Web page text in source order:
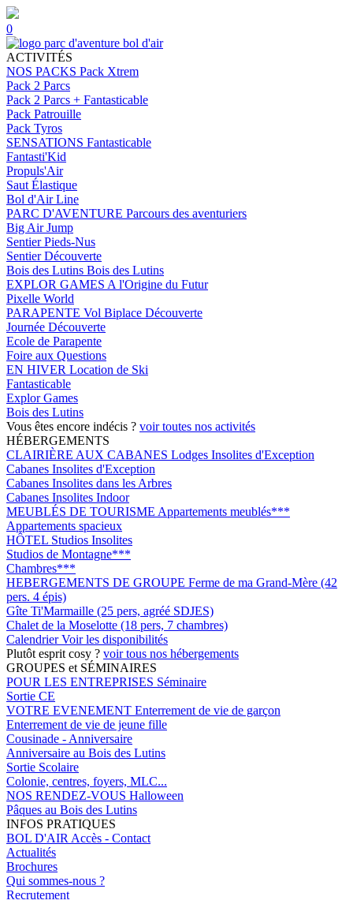
0
ACTIVITÉS
NOS PACKS Pack Xtrem
Pack 2 Parcs
Pack 2 Parcs + Fantasticable
Pack Patrouille
Pack Tyros
SENSATIONS Fantasticable
Fantasti'Kid
Propuls'Air
Saut Élastique
Bol d'Air Line
PARC D'AVENTURE Parcours des aventuriers
Big Air Jump
Sentier Pieds-Nus
Sentier Découverte
Bois des Lutins Bois des Lutins
EXPLOR GAMES A l'Origine du Futur
Pixelle World
PARAPENTE Vol Biplace Découverte
Journée Découverte
Ecole de Parapente
Foire aux Questions
EN HIVER Location de Ski
Fantasticable
Explor Games
Bois des Lutins
Vous êtes encore indécis ? voir toutes nos activités
HÉBERGEMENTS
CLAIRIÈRE AUX CABANES Lodges Insolites d'Exception
Cabanes Insolites d'Exception
Cabanes Insolites dans les Arbres
Cabanes Insolites Indoor
MEUBLÉS DE TOURISME Appartements meublés***
Appartements spacieux
HÔTEL Studios Insolites
Studios de Montagne***
Chambres***
HEBERGEMENTS DE GROUPE Ferme de ma Grand-Mère (42
pers. 4 épis)
Gîte Ti'Marmaille (25 pers, agréé SDJES)
Chalet de la Moselotte (18 pers, 7 chambres)
CalendrierVoir les disponibilités
Plutôt esprit cosy ? voir tous nos hébergements
GROUPES et SÉMINAIRES
POUR LES ENTREPRISES Séminaire
Sortie CE
VOTRE EVENEMENT Enterrement de vie de garçon
Enterrement de vie de jeune fille
Cousinade - Anniversaire
Anniversaire au Bois des Lutins
Sortie Scolaire
Colonie, centres, foyers, MLC...
NOS RENDEZ-VOUS Halloween
Pâques au Bois des Lutins
INFOS PRATIQUES
BOL D'AIR Accès - Contact
Actualités
Brochures
Qui sommes-nous ?
Recrutement